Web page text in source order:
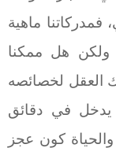
فمدركاتنا ماهية
ولكن هل ممكنا
العقل لخصائصه
يدخل في دقائق
والحياة كون عجز